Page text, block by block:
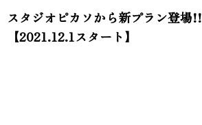
スタジオピカソから新プラン登場!!
【2021.12.1スタート】